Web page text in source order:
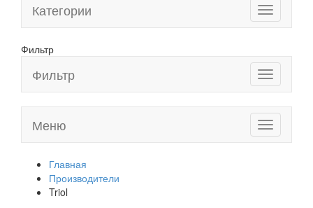
Toggle
navigation
Категории
Фильтр
Toggle
navigation
Фильтр
Toggle
navigation
Меню
Главная
Производители
Triol